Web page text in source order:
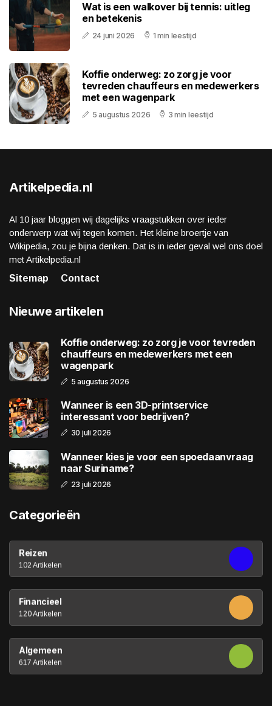
Wat is een walkover bij tennis: uitleg
en betekenis
24 juni 2026 1 min leestijd
Koffie onderweg: zo zorg je voor
tevreden chauffeurs en medewerkers
met een wagenpark
5 augustus 2026 3 min leestijd
Artikelpedia.nl
Al 10 jaar bloggen wij dagelijks vraagstukken over ieder
onderwerp wat wij tegen komen. Het kleine broertje van
Wikipedia, zou je bijna denken. Dat is in ieder geval wel ons doel
met Artikelpedia.nl
Sitemap
Contact
Nieuwe artikelen
Koffie onderweg: zo zorg je voor tevreden
chauffeurs en medewerkers met een
wagenpark
5 augustus 2026
Wanneer is een 3D-printservice
interessant voor bedrijven?
30 juli 2026
Wanneer kies je voor een spoedaanvraag
naar Suriname?
23 juli 2026
Categorieën
Reizen
102 Artikelen
Financieel
120 Artikelen
Algemeen
617 Artikelen